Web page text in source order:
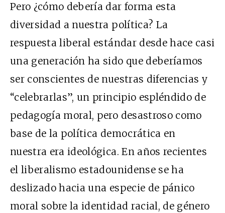
Pero ¿cómo debería dar forma esta
diversidad a nuestra política? La
respuesta liberal estándar desde hace casi
una generación ha sido que deberíamos
ser conscientes de nuestras diferencias y
“celebrarlas”, un principio espléndido de
pedagogía moral, pero desastroso como
base de la política democrática en
nuestra era ideológica. En años recientes
el liberalismo estadounidense se ha
deslizado hacia una especie de pánico
moral sobre la identidad racial, de género